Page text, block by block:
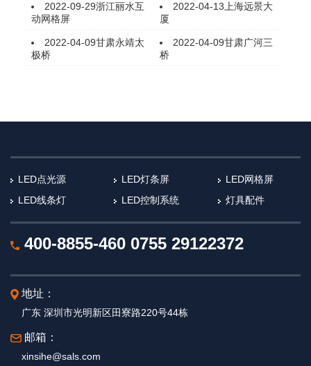
2022-09-29浙江丽水互
动网格屏
2022-04-13上海远景大
厦
2022-04-09甘肃永靖太
极桥
2022-04-09甘肃广河三
桥​
LED点光源 LED灯条屏
LED网格屏
LED线条灯
LED控制系统 灯具配件
400-8855-460 0755 29122372
地址：
广东 深圳市光明新区田寮路220号44栋
邮箱：
xinsihe@sals.com